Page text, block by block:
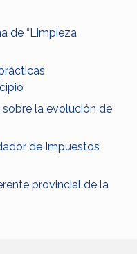
de “Limpieza
la evolución de
de Impuestos
provincial de la